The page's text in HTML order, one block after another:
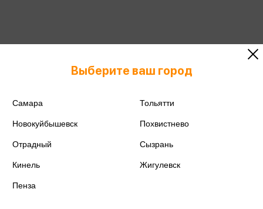
Выберите ваш город
Самара Тольятти
Новокуйбышевск Похвистнево
Отрадный Сызрань
Кинель Жигулевск
Пенза